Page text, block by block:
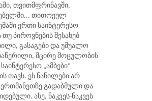
თვითმფრინავში,
თითოეულ
ერთი საინტერესო
თუ პიროვნების შესახებ
გასაგები და უშუალო
მცირე მოცულობის
„ამბები“
თავს. ეს ნაწილები არ
ერთმანეთზე გადაბმული და
ასე, ნაკვეს-ნაკვეს